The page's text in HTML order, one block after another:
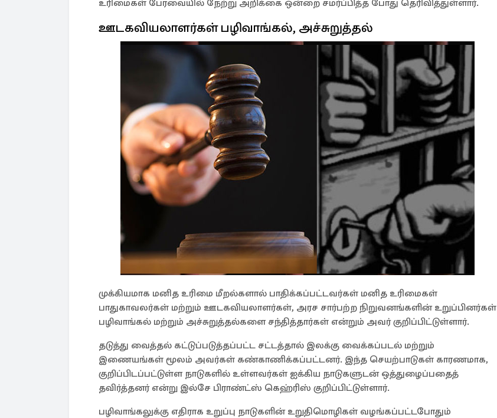
உரிமைகள் பேரவையில் நேற்று அறிக்கை ஒன்றை சமர்ப்பித்த போது தெரிவித்துள்ளார்.
ஊடகவியலாளர்கள் பழிவாங்கல், அச்சுறுத்தல்
முக்கியமாக மனித உரிமை மீறல்களால் பாதிக்கப்பட்டவர்கள் மனித உரிமைகள்
பாதுகாவலர்கள் மற்றும் ஊடகவியலாளர்கள், அரச சார்பற்ற நிறுவனங்களின் உறுப்பினர்கள்
பழிவாங்கல் மற்றும் அச்சுறுத்தல்களை சந்தித்தார்கள் என்றும் அவர் குறிப்பிட்டுள்ளார்.
தடுத்து வைத்தல் கட்டுப்படுத்தப்பட்ட சட்டத்தால் இலக்கு வைக்கப்படல் மற்றும்
இணையங்கள் மூலம் அவர்கள் கண்காணிக்கப்பட்டனர். இந்த செயற்பாடுகள் காரணமாக,
குறிப்பிடப்பட்டுள்ள நாடுகளில் உள்ளவர்கள் ஐக்கிய நாடுகளுடன் ஒத்துழைப்பதைத்
தவிர்த்தனர் என்று இல்சே பிராண்ட்ஸ் கெஹ்ரிஸ் குறிப்பிட்டுள்ளார்.
பழிவாங்கலுக்கு எதிராக உறுப்பு நாடுகளின் உறுதிமொழிகள் வழங்கப்பட்டபோதும்